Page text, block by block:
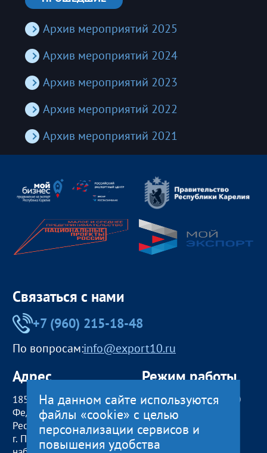
Архив мероприятий 2025
Архив мероприятий 2024
Архив мероприятий 2023
Архив мероприятий 2022
Архив мероприятий 2021
Связаться с нами
+7 (960) 215-18-48
По вопросам:info@export10.ru
Адрес
185000, Российская
Федерация,
Республика Карелия
г. Петрозаводск,
Режим работы
пн — чт:09:00 — 18:00
пт:09:00 — 17:00
обед с 13:00 до 14:00
сб, вс
На данном сайте используются
файлы «cookie» с целью
персонализации сервисов и
повышения удобства